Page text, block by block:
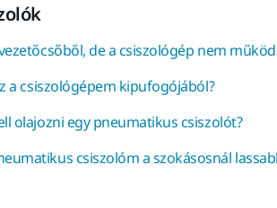
de a csiszológép nem
a csiszológépem kipufogójából?
olajozni egy pneumatikus csiszolót?
csiszolóm a szokásosnál